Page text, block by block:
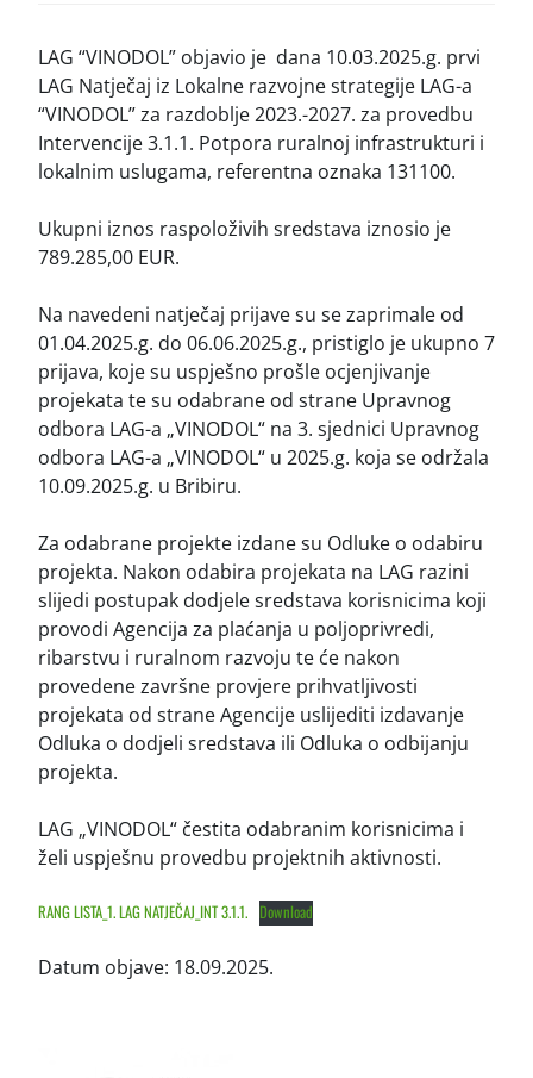
LAG “VINODOL” objavio je dana 10.03.2025.g. prvi
LAG Natječaj iz Lokalne razvojne strategije LAG-a
“VINODOL” za razdoblje 2023.-2027. za provedbu
Intervencije 3.1.1. Potpora ruralnoj infrastrukturi i
lokalnim uslugama, referentna oznaka 131100.
Ukupni iznos raspoloživih sredstava iznosio je
789.285,00 EUR.
Na navedeni natječaj prijave su se zaprimale od
01.04.2025.g. do 06.06.2025.g., pristiglo je ukupno 7
prijava, koje su uspješno prošle ocjenjivanje
projekata te su odabrane od strane Upravnog
odbora LAG-a „VINODOL“ na 3. sjednici Upravnog
odbora LAG-a „VINODOL“ u 2025.g. koja se održala
10.09.2025.g. u Bribiru.
Za odabrane projekte izdane su Odluke o odabiru
projekta. Nakon odabira projekata na LAG razini
slijedi postupak dodjele sredstava korisnicima koji
provodi Agencija za plaćanja u poljoprivredi,
ribarstvu i ruralnom razvoju te će nakon
provedene završne provjere prihvatljivosti
projekata od strane Agencije uslijediti izdavanje
Odluka o dodjeli sredstava ili Odluka o odbijanju
projekta.
LAG „VINODOL“ čestita odabranim korisnicima i
želi uspješnu provedbu projektnih aktivnosti.
RANG LISTA_1. LAG NATJEČAJ_INT 3.1.1. Download
Datum objave: 18.09.2025.